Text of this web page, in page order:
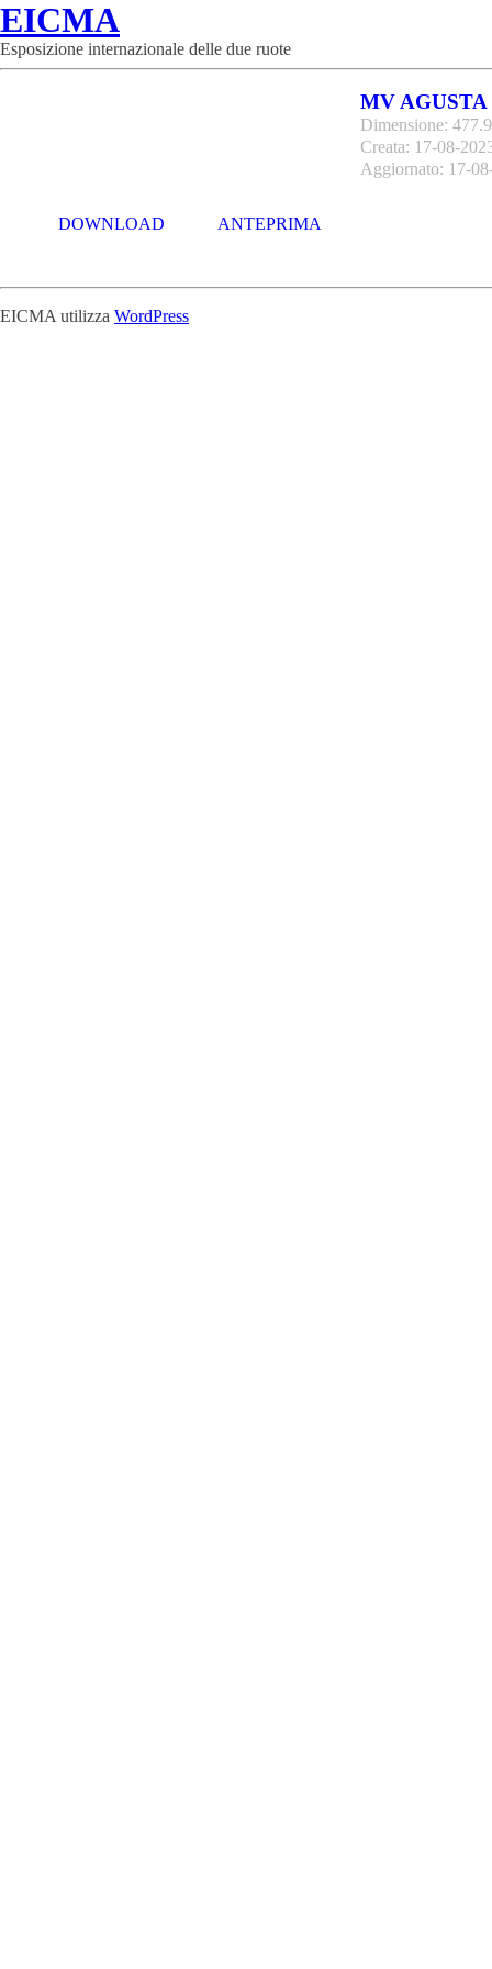
EICMA
Esposizione internazionale delle due ruote
MV AGUSTA
Dimensione:
Creata: 17-08-
Aggiornato: 17-
DOWNLOAD ANTEPRIMA
EICMA utilizza WordPress